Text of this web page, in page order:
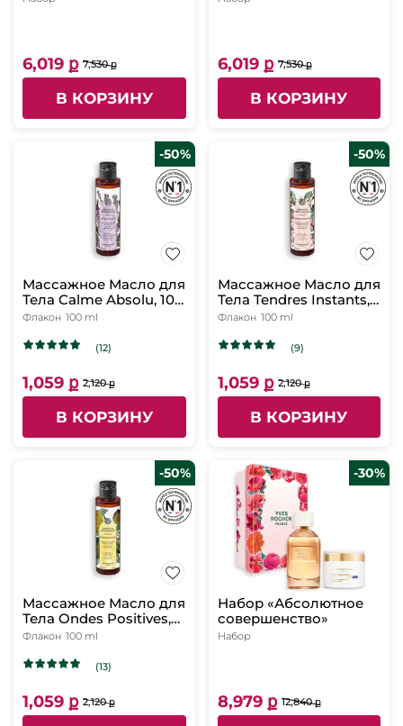
6,019 ք 7,530 ք
В КОРЗИНУ
6,019 ք 7,530 ք
В КОРЗИНУ
-50%
Массажное Масло для
Тела Calme Absolu, 100
мл
Флакон 100 ml
(12)
1,059 ք 2,120 ք
В КОРЗИНУ
-50%
Массажное Масло для
Тела Tendres Instants,
100 мл
Флакон 100 ml
(9)
1,059 ք 2,120 ք
В КОРЗИНУ
-50%
Массажное Масло для
Тела Ondes Positives,
100 мл
Флакон 100 ml
(13)
1,059 ք 2,120 ք
-30%
Набор «Абсолютное
совершенство»
Набор
8,979 ք 12,840 ք